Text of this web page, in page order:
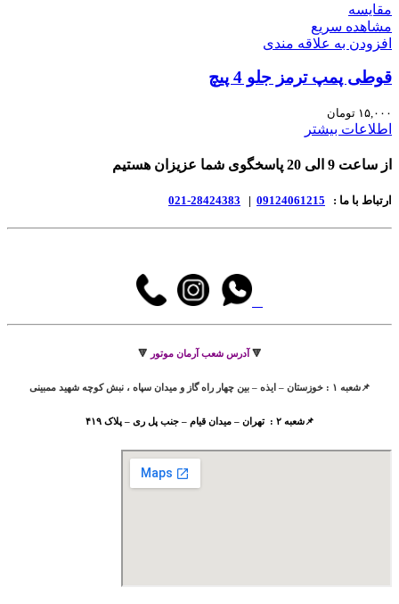
مقایسه
مشاهده سریع
افزودن به علاقه مندی
قوطی پمپ ترمز جلو 4 پیچ
۱۵,۰۰۰ تومان
اطلاعات بیشتر
از ساعت 9 الی 20 پاسخگوی شما عزیزان هستیم
ارتباط با ما : 09124061215
|
28424383-021
🔻 آدرس شعب آرمان موتور 🔻
📌شعبه ۱ : خوزستان – ایذه – بین چهار راه گاز و میدان سپاه ، نبش کوچه شهید ممبینی
📌شعبه ۲ : تهران – میدان قیام – جنب پل ری – پلاک ۴۱۹